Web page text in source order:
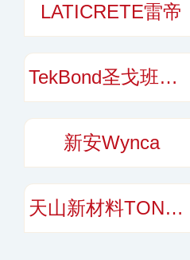
LATICRETE雷帝
TekBond圣戈班钛邦
新安Wynca
天山新材料TONSAN